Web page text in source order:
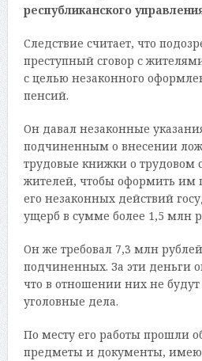
республиканского
Следствие считает, что
преступный сговор с
с целью незаконного
пенсий.
Он давал незаконные
подчиненным о внесении
трудовые книжки о трудовом
жителей, чтобы оформить им
его незаконных действий
ущерб в сумме более 1,5 млн
Он же требовал 7,3 млн
подчиненных. За эти деньги
что в отношении них не
уголовные дела.
По месту его работы прошли
предметы и документы,